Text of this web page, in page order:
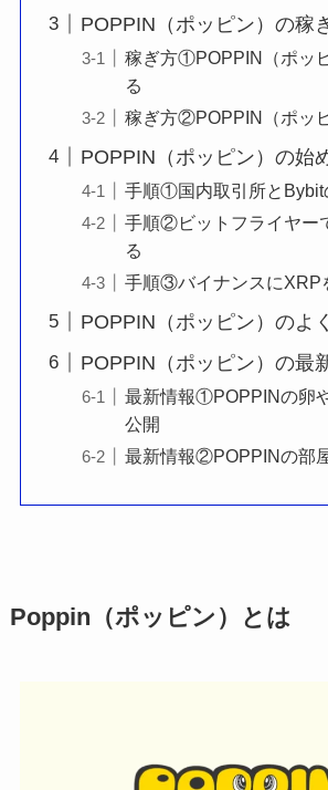
POPPIN（ポッピン）の稼
稼ぎ方①POPPIN（ポッ
る
稼ぎ方②POPPIN（ポッ
POPPIN（ポッピン）の始
手順①国内取引所とBybit
手順②ビットフライヤー
る
手順③バイナンスにXRP
POPPIN（ポッピン）のよ
POPPIN（ポッピン）の最
最新情報①POPPINの卵
公開
最新情報②POPPINの部
Poppin（ポッピン）とは